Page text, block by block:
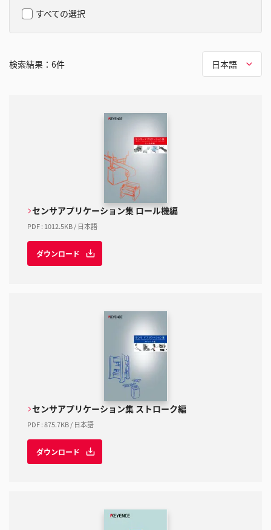
すべての選択
検索結果： 6件 日本語
センサアプリケーション集 ロール機編
PDF: 1012.5KB/ 日本語
ダウンロード
センサアプリケーション集 ストローク編
PDF:875.7KB/ 日本語
ダウンロード